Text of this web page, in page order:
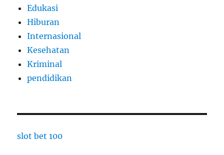
Edukasi
Hiburan
Internasional
Kesehatan
Kriminal
pendidikan
slot bet 100